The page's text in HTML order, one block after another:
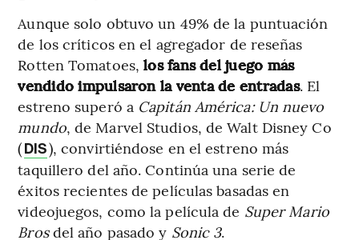
Aunque solo obtuvo un 49% de la puntuación
de los críticos en el agregador de reseñas
Rotten Tomatoes,los fans del juego más
vendido impulsaron la venta de entradas. El
estreno superó a Capitán América: Un nuevo
mundo, de Marvel Studios, de Walt Disney Co
(DIS), convirtiéndose en el estreno más
taquillero del año. Continúa una serie de
éxitos recientes de películas basadas en
videojuegos, como la película de Super Mario
Brosdel año pasado y Sonic 3.